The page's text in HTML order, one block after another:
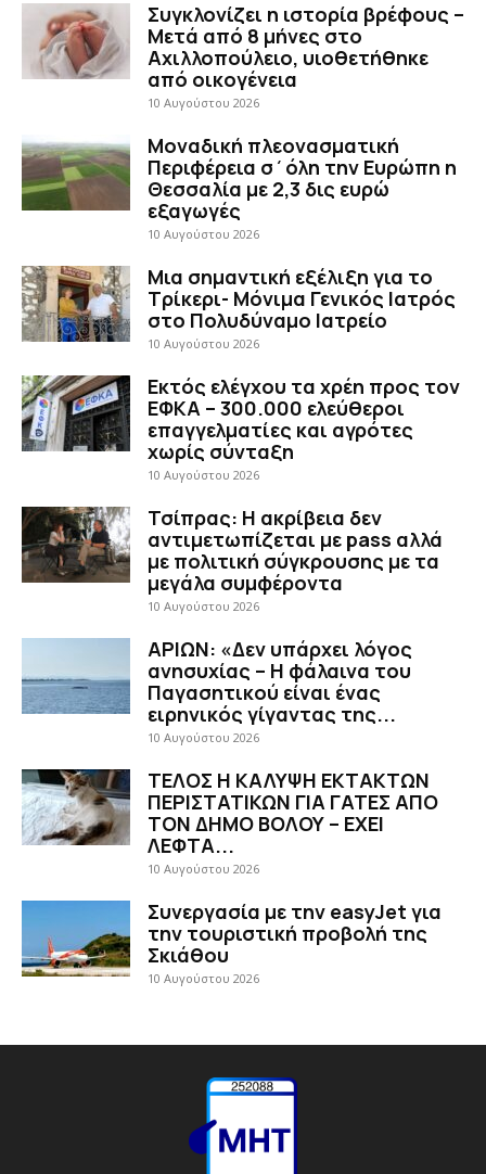
Συγκλονίζει η ιστορία βρέφους –
Μετά από 8 μήνες στο
Αχιλλοπούλειο, υιοθετήθηκε
από οικογένεια
10 Αυγούστου 2026
Μοναδική πλεονασματική
Περιφέρεια σ΄όλη την Ευρώπη η
Θεσσαλία με 2,3 δις ευρώ
εξαγωγές
10 Αυγούστου 2026
Μια σημαντική εξέλιξη για το
Τρίκερι- Μόνιμα Γενικός Ιατρός
στο Πολυδύναμο Ιατρείο
10 Αυγούστου 2026
Εκτός ελέγχου τα χρέη προς τον
ΕΦΚΑ – 300.000 ελεύθεροι
επαγγελματίες και αγρότες
χωρίς σύνταξη
10 Αυγούστου 2026
Τσίπρας: Η ακρίβεια δεν
αντιμετωπίζεται με pass αλλά
με πολιτική σύγκρουσης με τα
μεγάλα συμφέροντα
10 Αυγούστου 2026
ΑΡΙΩΝ: «Δεν υπάρχει λόγος
ανησυχίας – Η φάλαινα του
Παγασητικού είναι ένας
ειρηνικός γίγαντας της...
10 Αυγούστου 2026
ΤΕΛΟΣ Η ΚΑΛΥΨΗ ΕΚΤΑΚΤΩΝ
ΠΕΡΙΣΤΑΤΙΚΩΝ ΓΙΑ ΓΑΤΕΣ ΑΠΟ
ΤΟΝ ΔΗΜΟ ΒΟΛΟΥ – ΕΧΕΙ
ΛΕΦΤΑ...
10 Αυγούστου 2026
Συνεργασία με την easyJet για
την τουριστική προβολή της
Σκιάθου
10 Αυγούστου 2026